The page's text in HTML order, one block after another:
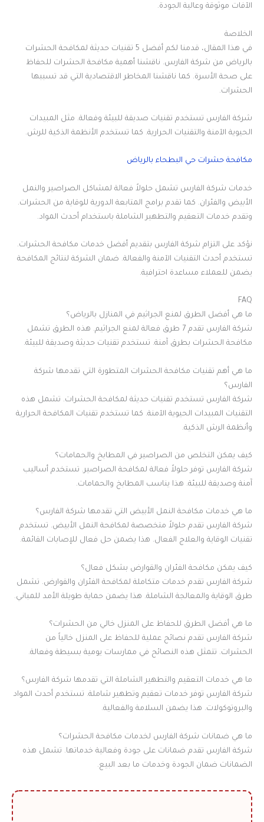
الآفات موثوقة وعالية الجودة.
الخلاصة
في هذا المقال، قدمنا لكم أفضل 5 تقنيات حديثة لمكافحة الحشرات
بالرياض من شركة الفارس. ناقشنا أهمية مكافحة الحشرات للحفاظ
على صحة الأسرة. كما ناقشنا المخاطر الاقتصادية التي قد تسببها
الحشرات.
شركة الفارس تستخدم تقنيات صديقة للبيئة وفعالة. مثل المبيدات
الحيوية الآمنة والتقنيات الحرارية. كما تستخدم الأنظمة الذكية للرش.
مكافحة حشرات حي البطحاء بالرياض
خدمات شركة الفارس تشمل حلولاً فعالة لمشاكل الصراصير والنمل
الأبيض والفئران. كما تقدم برامج المتابعة الدورية للوقاية من الحشرات.
وتقدم خدمات التعقيم والتطهير الشاملة باستخدام أحدث المواد.
نؤكد على التزام شركة الفارس بتقديم أفضل خدمات مكافحة الحشرات.
تستخدم أحدث التقنيات الآمنة والفعالة. ضمان الشركة لنتائج المكافحة
يضمن للعملاء مساعدة احترافية.
FAQ
ما هي أفضل الطرق لمنع الجراثيم في المنازل بالرياض؟
شركة الفارس تقدم 7 طرق فعالة لمنع الجراثيم. هذه الطرق تشمل
مكافحة الحشرات بطرق آمنة. تستخدم تقنيات حديثة وصديقة للبيئة.
ما هي أهم تقنيات مكافحة الحشرات المتطورة التي تقدمها شركة
الفارس؟
شركة الفارس تستخدم تقنيات حديثة لمكافحة الحشرات. تشمل هذه
التقنيات المبيدات الحيوية الآمنة. كما تستخدم تقنيات المكافحة الحرارية
وأنظمة الرش الذكية.
كيف يمكن التخلص من الصراصير في المطابخ والحمامات؟
شركة الفارس توفر حلولاً فعالة لمكافحة الصراصير. تستخدم أساليب
آمنة وصديقة للبيئة. هذا يناسب المطابخ والحمامات.
ما هي خدمات مكافحة النمل الأبيض التي تقدمها شركة الفارس؟
شركة الفارس تقدم حلولاً متخصصة لمكافحة النمل الأبيض. تستخدم
تقنيات الوقاية والعلاج الفعال. هذا يضمن حل فعال للإصابات القائمة.
كيف يمكن مكافحة الفئران والقوارض بشكل فعال؟
شركة الفارس تقدم خدمات متكاملة لمكافحة الفئران والقوارض. تشمل
طرق الوقاية والمعالجة الشاملة. هذا يضمن حماية طويلة الأمد للمباني.
ما هي أفضل الطرق للحفاظ على المنزل خالي من الحشرات؟
شركة الفارس تقدم نصائح عملية للحفاظ على المنزل خالياً من
الحشرات. تتمثل هذه النصائح في ممارسات يومية بسيطة وفعالة.
ما هي خدمات التعقيم والتطهير الشاملة التي تقدمها شركة الفارس؟
شركة الفارس توفر خدمات تعقيم وتطهير شاملة. تستخدم أحدث المواد
والبروتوكولات. هذا يضمن السلامة والفعالية.
ما هي ضمانات شركة الفارس لخدمات مكافحة الحشرات؟
شركة الفارس تقدم ضمانات على جودة وفعالية خدماتها. تشمل هذه
الضمانات ضمان الجودة وخدمات ما بعد البيع.